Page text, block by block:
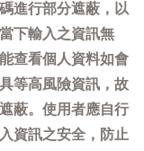
進行部分遮蔽，以
下輸入之資訊無
查看個人資料如會
等高風險資訊，故
蔽。使用者應自行
資訊之安全，防止